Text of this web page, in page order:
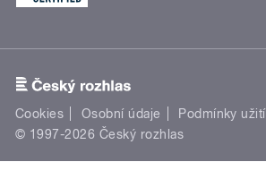
Cookies Osobní údaje Podmínky užití
© 1997-2026 Český rozhlas